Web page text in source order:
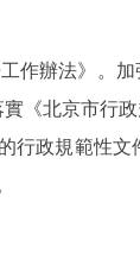
辦法》。加
《北京市行
政規範性文